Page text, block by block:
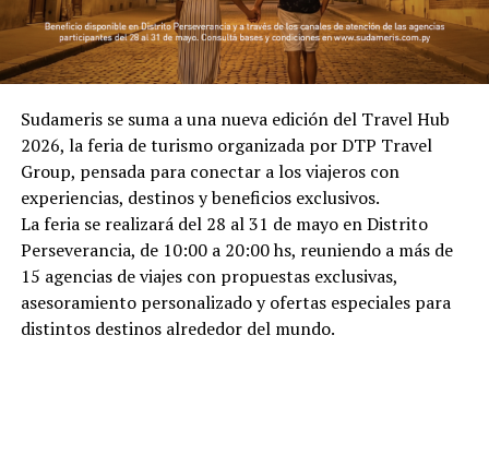
Sudameris se suma a una nueva edición del Travel Hub
2026, la feria de turismo organizada por DTP Travel
Group, pensada para conectar a los viajeros con
experiencias, destinos y beneficios exclusivos.
La feria se realizará del 28 al 31 de mayo en Distrito
Perseverancia, de 10:00 a 20:00 hs, reuniendo a más de
15 agencias de viajes con propuestas exclusivas,
asesoramiento personalizado y ofertas especiales para
distintos destinos alrededor del mundo.